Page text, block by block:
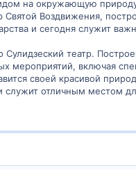
на окружающую
Воздвижения,
и сегодня служит
театр.
мероприятий, включая
своей красивой
отличным местом